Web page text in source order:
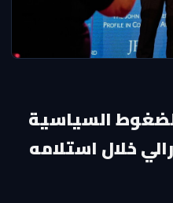
السياسية
خلال استلامه